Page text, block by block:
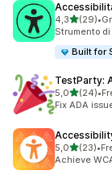
4,3stelle su
(29)
29 •
Strumento
Built for
TestParty:
5,0stelle su
(24)
24 •
Fix ADA
5,0stelle su
(23)
23 •
Achieve